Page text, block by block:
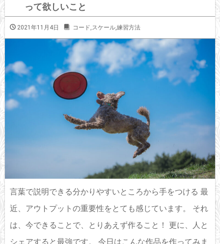
って欲しいこと
2021年11月4日 コード スケール 練習方法
言葉で説明できる分かりやすいところから手をつける 最
近、アウトプットの重要性をとても感じています。 それ
は、今できることで、とりあえず作ること！ 更に、人と
シェアすると最強です。 今日はこんな作品を作ってみま